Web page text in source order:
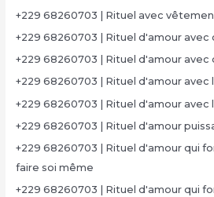
+229 68260703 | Rituel avec
+229 68260703 | Rituel d'amour avec
+229 68260703 | Rituel d'amour avec
+229 68260703 | Rituel d'amour avec
+229 68260703 | Rituel d'amour avec
+229 68260703 | Rituel d'amour
+229 68260703 | Rituel d'amour qui
faire soi même
+229 68260703 | Rituel d'amour qui